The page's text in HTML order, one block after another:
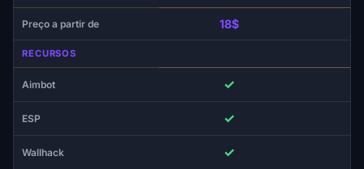
Preço a partir de 18$
RECURSOS
Aimbot ✓
ESP ✓
Wallhack ✓